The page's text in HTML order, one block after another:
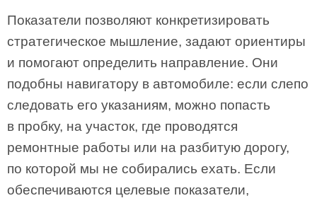
Показатели позволяют конкретизировать
стратегическое мышление, задают ориентиры
и помогают определить направление. Они
подобны навигатору в автомобиле: если слепо
следовать его указаниям, можно попасть
в пробку, на участок, где проводятся
ремонтные работы или на разбитую дорогу,
по которой мы не собирались ехать. Если
обеспечиваются целевые показатели,